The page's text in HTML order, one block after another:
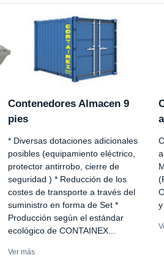
Contenedores Almacen 9
pies
* Diversas dotaciones adicionales
posibles (equipamiento eléctrico,
protector antirrobo, cierre de
seguridad ) * Reducción de los
costes de transporte a través del
suministro en forma de Set *
Producción según el estándar
ecológico de CONTAINEX...
Ver más